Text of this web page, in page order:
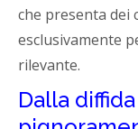
che presenta dei
esclusivamente
rilevante.
Dalla